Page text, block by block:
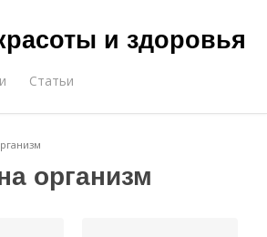
и здоровья
Статьи
организм